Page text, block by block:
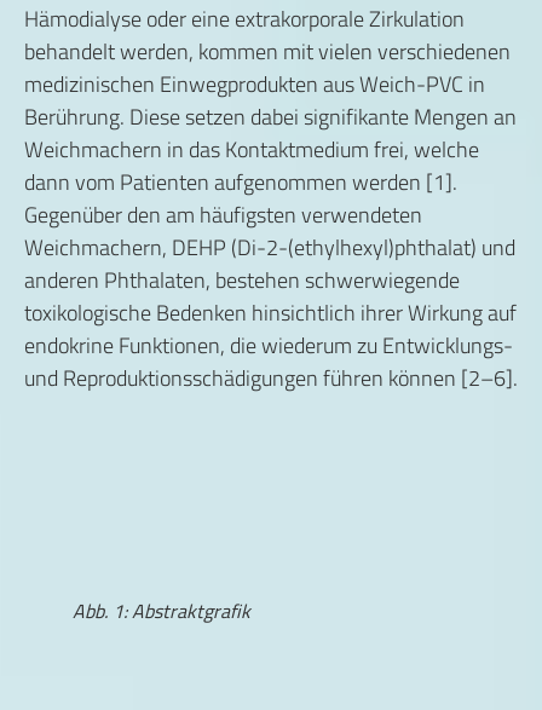
Hämodialyse oder eine extrakorporale Zirkulation
behandelt werden, kommen mit vielen verschiedenen
medizinischen Einwegprodukten aus Weich-PVC in
Berührung. Diese setzen dabei signifikante Mengen an
Weichmachern in das Kontaktmedium frei, welche
dann vom Patienten aufgenommen werden [1].
Gegenüber den am häufigsten verwendeten
Weichmachern, DEHP (Di-2-(ethylhexyl)phthalat) und
anderen Phthalaten, bestehen schwerwiegende
toxikologische Bedenken hinsichtlich ihrer Wirkung auf
endokrine Funktionen, die wiederum zu Entwicklungs-
und Reproduktionsschädigungen führen können [2–6].
Abb. 1: Abstraktgrafik